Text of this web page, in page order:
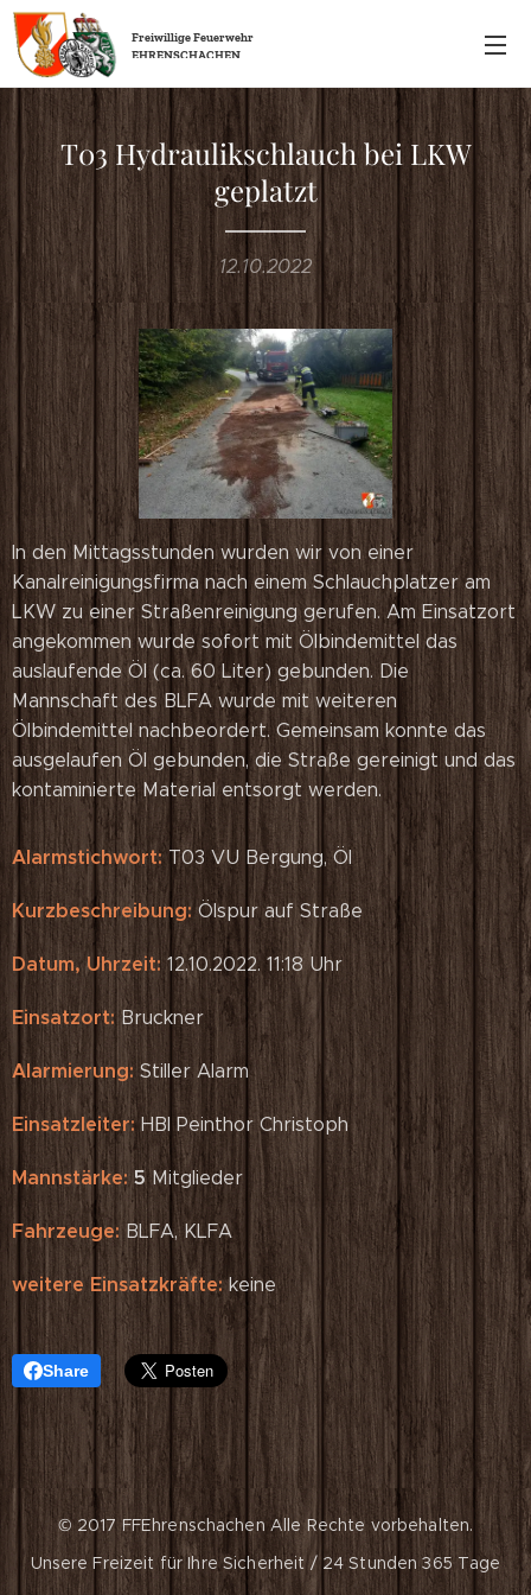
FreiwilligeFeuerwehr
EHRENSCHACHEN
T03 Hydraulikschlauch bei LKW
geplatzt
12.10.2022
In den Mittagsstunden wurden wir von einer
Kanalreinigungsfirma nach einem Schlauchplatzer am
LKW zu einer Straßenreinigung gerufen. Am Einsatzort
angekommen wurde sofort mit Ölbindemittel das
auslaufende Öl (ca. 60 Liter) gebunden. Die
Mannschaft des BLFA wurde mit weiteren
Ölbindemittel nachbeordert. Gemeinsam konnte das
ausgelaufen Öl gebunden, die Straße gereinigt und das
kontaminierte Material entsorgt werden.
Alarmstichwort: T03 VU Bergung, Öl
Kurzbeschreibung: Ölspur auf Straße
Datum, Uhrzeit: 12.10.2022. 11:18 Uhr
Einsatzort: Bruckner
Alarmierung: Stiller Alarm
Einsatzleiter: HBI Peinthor Christoph
Mannstärke: 5Mitglieder
Fahrzeuge: BLFA, KLFA
weitere Einsatzkräfte:keine
Share
© 2017 FFEhrenschachen Alle Rechte vorbehalten.
Unsere Freizeit für Ihre Sicherheit / 24 Stunden 365 Tage